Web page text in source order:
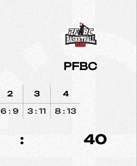
PFBC
2
6 : 9
3
3 : 11
4
8 : 13
: 40